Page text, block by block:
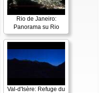
Rio de Janeiro:
Panorama su Rio
Val-d'Isère: Refuge du